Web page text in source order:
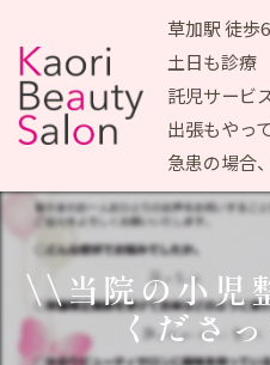
草加駅 徒歩
土日も診療
託児サービ
出張もやっ
急患の場合
\\当院の小児
くださ